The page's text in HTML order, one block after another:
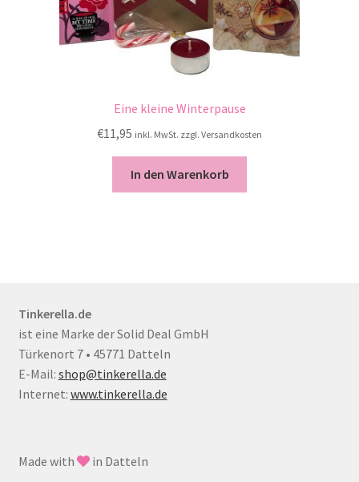
Eine kleine Winterpause
€11,95 inkl. MwSt. zzgl. Versandkosten
In den Warenkorb
Tinkerella.de
ist eine Marke der Solid Deal GmbH
Türkenort 7 • 45771 Datteln
E-Mail: shop@tinkerella.de
Internet: www.tinkerella.de
Made with in Datteln